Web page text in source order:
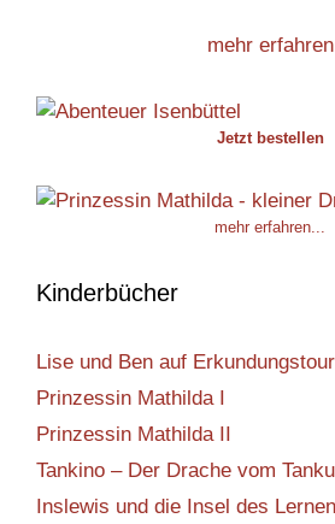
mehr erfahren
Jetzt bestellen
mehr erfahren...
Kinderbücher
Lise und Ben auf Erkundungstour
Prinzessin Mathilda I
Prinzessin Mathilda II
Tankino – Der Drache vom
Inslewis und die Insel des